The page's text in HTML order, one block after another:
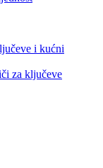
i kućni
za ključeve